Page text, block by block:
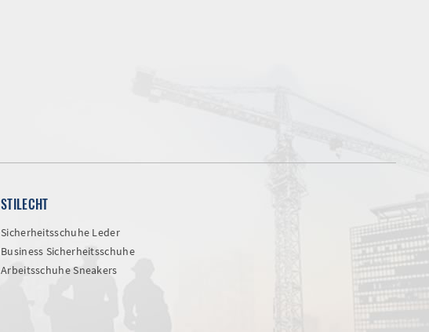
STILECHT
Sicherheitsschuhe Leder
Business Sicherheitsschuhe
Arbeitsschuhe Sneakers